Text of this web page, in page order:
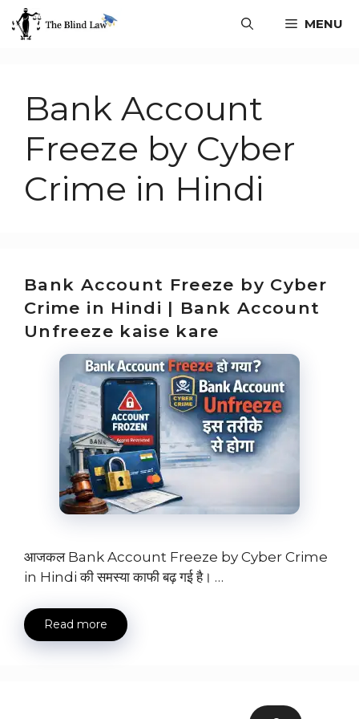
MENU
Bank Account
Freeze by Cyber
Crime in Hindi
Bank Account Freeze by Cyber
Crime in Hindi | Bank Account
Unfreeze kaise kare
आजकल Bank Account Freeze by Cyber Crime
in Hindi की समस्या काफी बढ़ गई है। …
Read more